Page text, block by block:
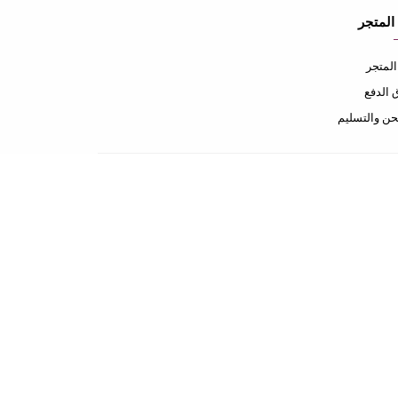
الدفع
والتسليم